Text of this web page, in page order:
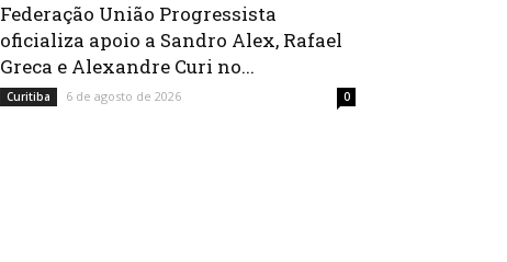
Federação União Progressista
oficializa apoio a Sandro Alex, Rafael
Greca e Alexandre Curi no...
Curitiba 6 de agosto de 2026 0